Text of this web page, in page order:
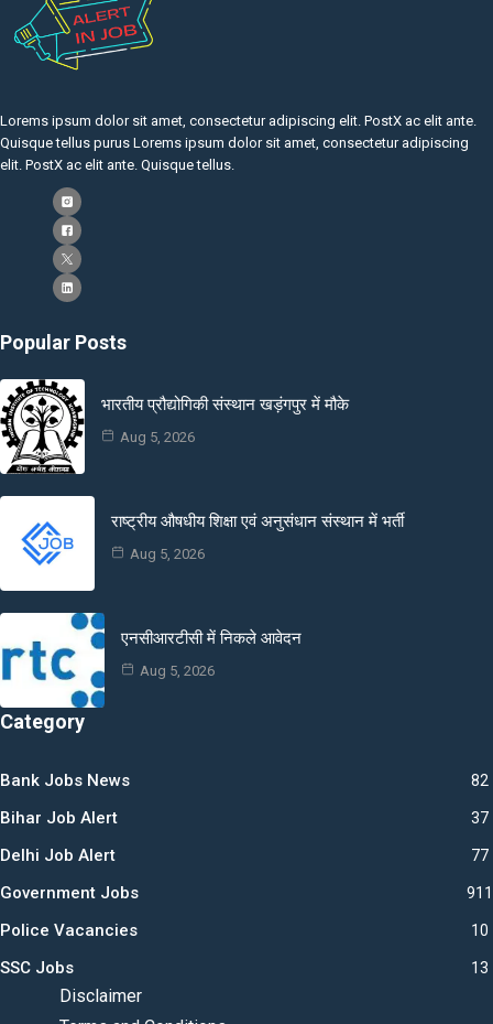
Lorems ipsum dolor sit amet, consectetur adipiscing elit. PostX ac elit ante.
Quisque tellus purus Lorems ipsum dolor sit amet, consectetur adipiscing
elit. PostX ac elit ante. Quisque tellus.
Popular Posts
भारतीय प्रौद्योगिकी संस्थान खड़ंगपुर में मौके
Aug 5, 2026
राष्ट्रीय औषधीय शिक्षा एवं अनुसंधान संस्थान में भर्ती
Aug 5, 2026
एनसीआरटीसी में निकले आवेदन
Aug 5, 2026
Category
Bank Jobs News 82
Bihar Job Alert 37
Delhi Job Alert 77
Government Jobs 911
Police Vacancies 10
SSC Jobs 13
Disclaimer